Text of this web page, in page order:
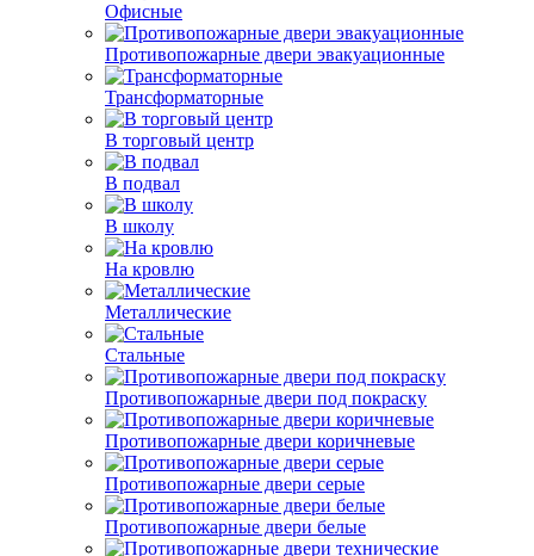
Офисные
Противопожарные двери эвакуационные
Трансформаторные
В торговый центр
В подвал
В школу
На кровлю
Металлические
Стальные
Противопожарные двери под покраску
Противопожарные двери коричневые
Противопожарные двери серые
Противопожарные двери белые